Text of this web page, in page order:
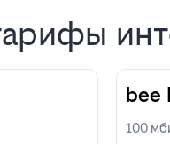
bee
100